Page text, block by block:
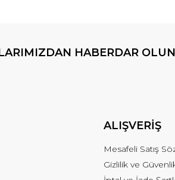
HABERDAR OLUN
ALIŞVERİŞ
Mesafeli Satış
Gizlilik ve